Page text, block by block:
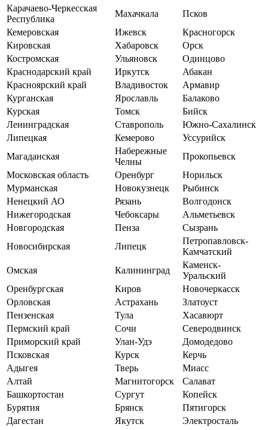
Карачаево-Черкесская
Республика
Махачкала
Псков
Кемеровская
Ижевск
Красногорск
Кировская
Хабаровск
Орск
Костромская
Ульяновск
Одинцово
Краснодарский край
Иркутск
Абакан
Красноярский край
Владивосток
Армавир
Курганская
Ярославль
Балаково
Курская
Томск
Бийск
Ленинградская
Ставрополь
Южно-Сахалинск
Липецкая
Кемерово
Уссурийск
Магаданская
Набережные
Челны
Прокопьевск
Московская область
Оренбург
Норильск
Мурманская
Новокузнецк
Рыбинск
Ненецкий АО
Рязань
Волгодонск
Нижегородская
Чебоксары
Альметьевск
Новгородская
Пенза
Сызрань
Новосибирская
Липецк
Петропавловск-
Камчатский
Омская
Калининград
Каменск-
Уральский
Оренбургская
Киров
Новочеркасск
Орловская
Астрахань
Златоуст
Пензенская
Тула
Хасавюрт
Пермский край
Сочи
Северодвинск
Приморский край
Улан-Удэ
Домодедово
Псковская
Курск
Керчь
Адыгея
Тверь
Миасс
Алтай
Магнитогорск
Салават
Башкортостан
Сургут
Копейск
Бурятия
Брянск
Пятигорск
Дагестан
Якутск
Электросталь